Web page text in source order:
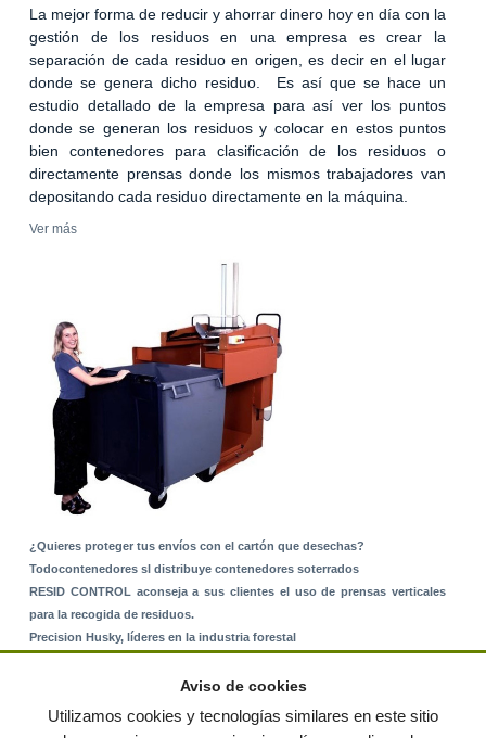
La mejor forma de reducir y ahorrar dinero hoy en día con la
gestión de los residuos en una empresa es crear la
separación de cada residuo en origen, es decir en el lugar
donde se genera dicho residuo. Es así que se hace un
estudio detallado de la empresa para así ver los puntos
donde se generan los residuos y colocar en estos puntos
bien contenedores para clasificación de los residuos o
directamente prensas donde los mismos trabajadores van
depositando cada residuo directamente en la máquina.
Ver más
¿Quieres proteger tus envíos con el cartón que desechas?
Todocontenedores sl distribuye contenedores soterrados
RESID CONTROL aconseja a sus clientes el uso de prensas verticales
para la recogida de residuos.
Precision Husky, líderes en la industria forestal
Aviso de cookies
Utilizamos cookies y tecnologías similares en este sitio